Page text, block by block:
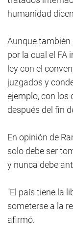
humanidad
Aunque también
por la cual el FA
ley con el
juzgados y
ejemplo, con los
después del fin
En opinión de
solo debe ser
y nunca debe
"El país tiene la
someterse a la
afirmó.